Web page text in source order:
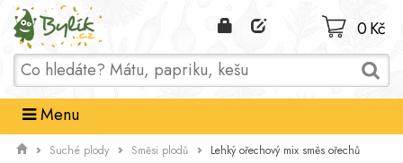
Domů
0 Kč
Menu
Suché plody Směsi plodů Lehký ořechový mix směs ořechů